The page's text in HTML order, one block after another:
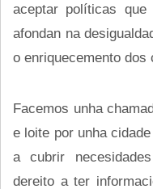
aceptar políticas que
afondan na
o enriquecemento dos
Facemos unha
e loite por unha
a cubrir
dereito a ter